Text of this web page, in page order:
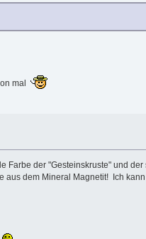
mal
der "Gesteinskruste" und
dem Mineral Magnetit! Ich